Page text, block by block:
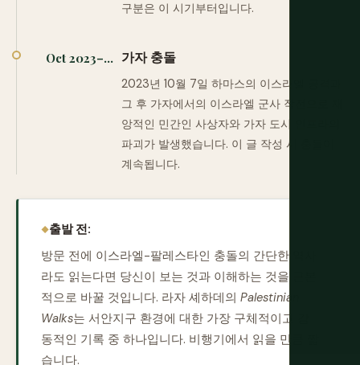
구분은 이 시기부터입니다.
Oct 2023–... 가자 충돌
2023년 10월 7일 하마스의 이스라엘 공격과
그 후 가자에서의 이스라엘 군사 작전으로 재
앙적인 민간인 사상자와 가자 도시 인프라의
파괴가 발생했습니다. 이 글 작성 시 충돌이
계속됩니다.
출발 전:
방문 전에 이스라엘-팔레스타인 충돌의 간단한 역사
라도 읽는다면 당신이 보는 것과 이해하는 것을 근본
적으로 바꿀 것입니다. 라자 셰하데의 Palestinian
Walks는 서안지구 환경에 대한 가장 구체적이고 감
동적인 기록 중 하나입니다. 비행기에서 읽을 만큼 짧
습니다.